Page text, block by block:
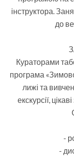
інструктора.
до
Кураторами
програма
лижі та
екскурсії,
-
-